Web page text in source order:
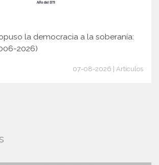
la democracia a la soberanía:
2026)
07-08-2026 | Artículos